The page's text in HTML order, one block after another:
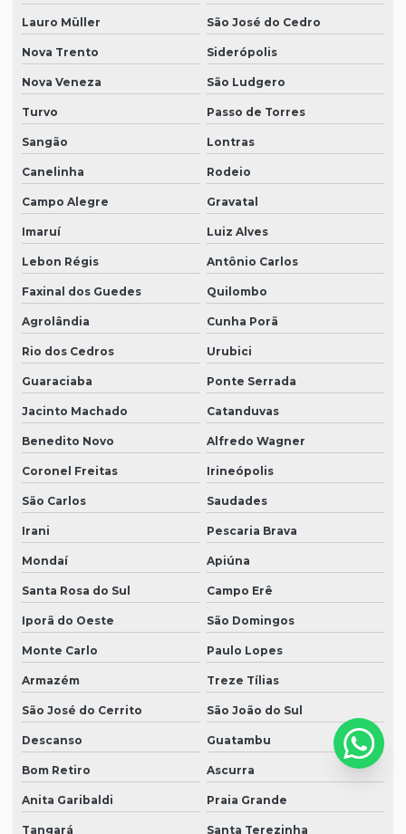
Lauro Müller São José do Cedro
Nova Trento Siderópolis
Nova Veneza São Ludgero
Turvo Passo de Torres
Sangão Lontras
Canelinha Rodeio
Campo Alegre Gravatal
Imaruí Luiz Alves
Lebon Régis Antônio Carlos
Faxinal dos Guedes Quilombo
Agrolândia Cunha Porã
Rio dos Cedros Urubici
Guaraciaba Ponte Serrada
Jacinto Machado Catanduvas
Benedito Novo Alfredo Wagner
Coronel Freitas Irineópolis
São Carlos Saudades
Irani Pescaria Brava
Mondaí Apiúna
Santa Rosa do Sul Campo Erê
Iporã do Oeste São Domingos
Monte Carlo Paulo Lopes
Armazém Treze Tílias
São José do Cerrito São João do Sul
Descanso Guatambu
Bom Retiro Ascurra
Anita Garibaldi Praia Grande
Tangará Santa Terezinha